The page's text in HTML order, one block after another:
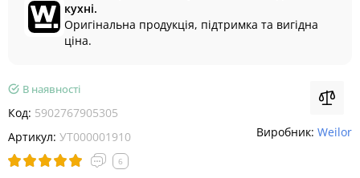
кухні.
Оригінальна продукція, підтримка та вигідна
ціна.
В наявності
Код: 5902767905305
Артикул: УТ000001910
6
Виробник: Weilor